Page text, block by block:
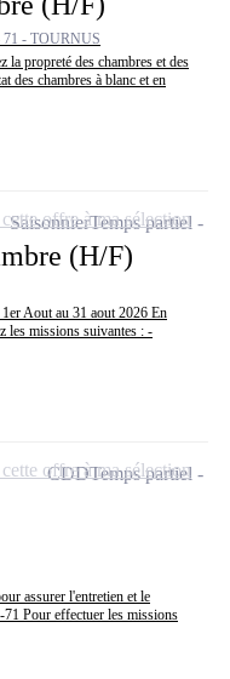
71 - TOURNUS
la propreté des chambres et des
des chambres à blanc et en
(H/F)
Aout au 31 aout 2026 En
les missions suivantes : -
SaisonnierTemps partiel
offre à ma sélection
assurer l'entretien et le
Pour effectuer les missions
CDDTemps partiel
offre à ma sélection